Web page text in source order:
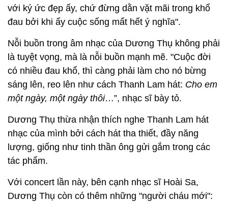
với ký ức đẹp ấy, chứ đừng dằn vặt mãi trong khổ
đau bởi khi ấy cuộc sống mất hết ý nghĩa".
Nỗi buồn trong âm nhạc của Dương Thụ không phải
là tuyệt vọng, mà là nỗi buồn mạnh mẽ. "Cuộc đời
có nhiều đau khổ, thì càng phải làm cho nó bừng
sáng lên, reo lên như cách Thanh Lam hát: Cho em
một ngày, một ngày thôi…”, nhạc sĩ bày tỏ.
Dương Thụ thừa nhận thích nghe Thanh Lam hát
nhạc của mình bởi cách hát tha thiết, đầy năng
lượng, giống như tinh thần ông gửi gắm trong các
tác phẩm.
Với concert lần này, bên cạnh nhạc sĩ Hoài Sa,
Dương Thụ còn có thêm những "người cháu mới":